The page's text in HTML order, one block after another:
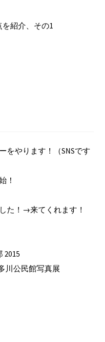
紹介、その1
をやります！（SNSです
！
た！→来てくれます！
2015
川公民館写真展